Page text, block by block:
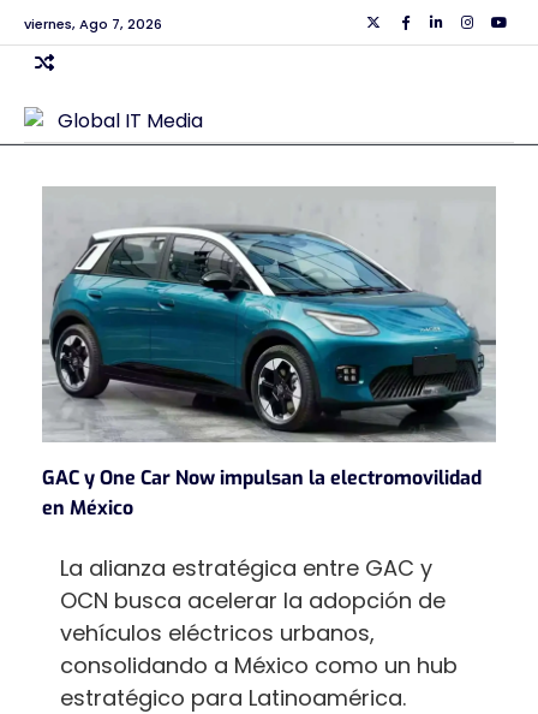
Skip
to
content
viernes, Ago 7, 2026 TwiiterFacebook
Linkedin
GAC y One Car Now impulsan la electromovilidad
en México
La alianza estratégica entre GAC y
OCN busca acelerar la adopción de
vehículos eléctricos urbanos,
consolidando a México como un hub
estratégico para Latinoamérica.